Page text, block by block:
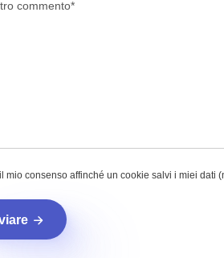
mio consenso affinché un cookie salvi i miei dati